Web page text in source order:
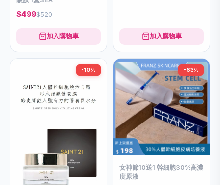
$499$520
加入購物車 加入購物車
-10% -63%
女神節10送1 幹細胞30%高濃
度原液